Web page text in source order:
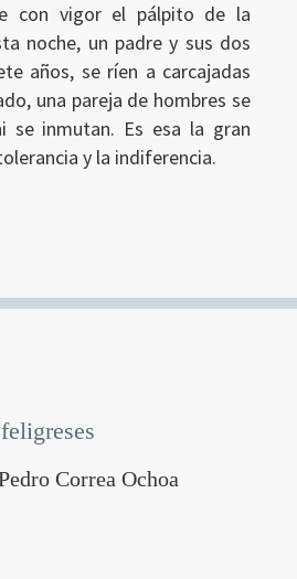
con vigor el pálpito de la
noche, un padre y sus dos
años, se ríen a carcajadas
una pareja de hombres se
se inmutan. Es esa la gran
y la indiferencia.
Correa Ochoa